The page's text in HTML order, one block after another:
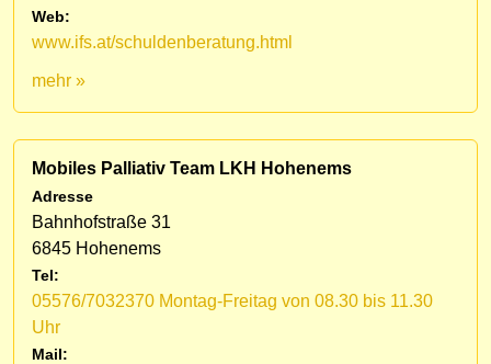
Web:
www.ifs.at/schuldenberatung.html
mehr »
Mobiles Palliativ Team LKH Hohenems
Adresse
Bahnhofstraße 31
6845 Hohenems
Tel:
05576/7032370 Montag-Freitag von 08.30 bis 11.30
Uhr
Mail: